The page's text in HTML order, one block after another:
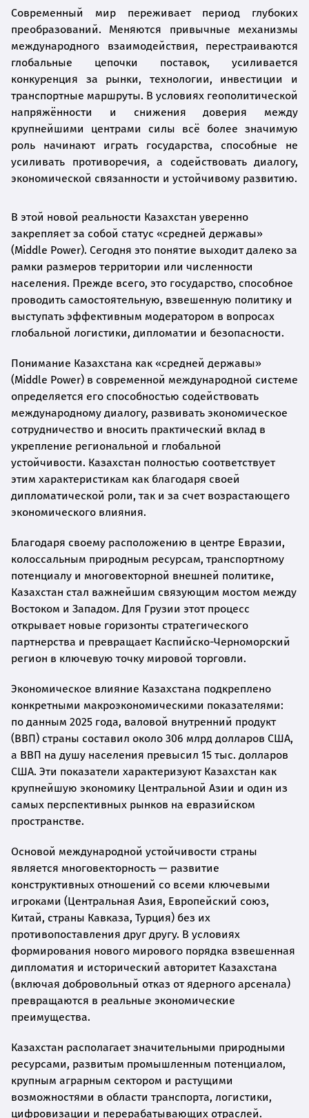
Современный мир переживает период глубоких
преобразований. Меняются привычные механизмы
международного взаимодействия, перестраиваются
глобальные цепочки поставок, усиливается
конкуренция за рынки, технологии, инвестиции и
транспортные маршруты. В условиях геополитической
напряжённости и снижения доверия между
крупнейшими центрами силы всё более значимую
роль начинают играть государства, способные не
усиливать противоречия, а содействовать диалогу,
экономической связанности и устойчивому развитию.
В этой новой реальности Казахстан уверенно
закрепляет за собой статус «средней державы»
(Middle Power). Сегодня это понятие выходит далеко за
рамки размеров территории или численности
населения. Прежде всего, это государство, способное
проводить самостоятельную, взвешенную политику и
выступать эффективным модератором в вопросах
глобальной логистики, дипломатии и безопасности.
Понимание Казахстана как «средней державы»
(Middle Power) в современной международной системе
определяется его способностью содействовать
международному диалогу, развивать экономическое
сотрудничество и вносить практический вклад в
укрепление региональной и глобальной
устойчивости. Казахстан полностью соответствует
этим характеристикам как благодаря своей
дипломатической роли, так и за счет возрастающего
экономического влияния.
Благодаря своему расположению в центре Евразии,
колоссальным природным ресурсам, транспортному
потенциалу и многовекторной внешней политике,
Казахстан стал важнейшим связующим мостом между
Востоком и Западом. Для Грузии этот процесс
открывает новые горизонты стратегического
партнерства и превращает Каспийско-Черноморский
регион в ключевую точку мировой торговли.
Экономическое влияние Казахстана подкреплено
конкретными макроэкономическими показателями:
по данным 2025 года, валовой внутренний продукт
(ВВП) страны составил около 306 млрд долларов США,
а ВВП на душу населения превысил 15 тыс. долларов
США. Эти показатели характеризуют Казахстан как
крупнейшую экономику Центральной Азии и один из
самых перспективных рынков на евразийском
пространстве.
Основой международной устойчивости страны
является многовекторность — развитие
конструктивных отношений со всеми ключевыми
игроками (Центральная Азия, Европейский союз,
Китай, страны Кавказа, Турция) без их
противопоставления друг другу. В условиях
формирования нового мирового порядка взвешенная
дипломатия и исторический авторитет Казахстана
(включая добровольный отказ от ядерного арсенала)
превращаются в реальные экономические
преимущества.
Казахстан располагает значительными природными
ресурсами, развитым промышленным потенциалом,
крупным аграрным сектором и растущими
возможностями в области транспорта, логистики,
цифровизации и перерабатывающих отраслей.